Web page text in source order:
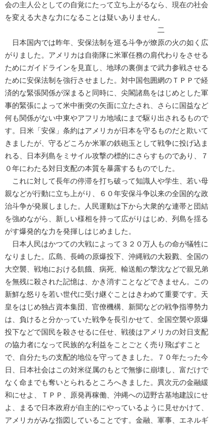
会の主人公としての自覚にたって立ち上がるなら、現在の社会
を変える大きな力になることは疑いありません。
二
日本国内では昨年、安保法制を巡る斗争が燎原の火の如く広
がりました。アメリカは自衛隊に米軍任務の肩代わりをさせる
ためにガイドラインを見直し、地球の裏側まで武力参戦させる
ために安保法制を強行させました。対中国包囲網のＴＰＰで経
済的な緊張関係が深まると同時に、尖閣諸島をはじめとした軍
事的緊張によって米中衝突の矢面に立たされ、さらに国益など
何も関係がない中東やアフリカ地域にまで駆り出されるもので
す。日米「安保」条約はアメリカが日本を守るものだと欺いて
きましたが、守るどころか米軍の鉄砲玉として戦争に投げ込ま
れる、日本列島をミサイル攻撃の標的にさらすものであり、７
０年にわたる対日支配の本質を暴露するものでした。
これに対して長年の停滞を打ち破って知識人や学生、若い母
親などが行動に立ち上がり、６０年安保斗争以来の全国的な政
治斗争が発展しました。人民運動は下から大衆的な連帯と団結
を強めながら、新しい様相を持って広がりはじめ、列島を揺る
がす爆発的な力を発揮しはじめました。
日本人民はかつての大戦によって３２０万人もの命が犠牲に
なりました。広島、長崎の原爆投下、沖縄戦の大殺戮、全国の
大空襲、戦地における飢餓、病死、輸送船の撃沈などで親兄弟
を無残に殺された記憶は、かき消すことなどできません。この
新鮮な怒りを若い世代に受け継ぐことはきわめて重要です。天
皇をはじめ独占資本集団、官僚機構、新聞などの戦争指導勢力
は、負けると分かっていた戦争を長引かせて、全国空襲や原爆
投下などで国民を殺させるに任せ、戦後はアメリカの対日支配
の協力者になって民族的な利益をことごとく売り飛ばすこと
で、自分たちの支配的地位を守ってきました。７０年たった今
日、日本社会はこの対米従属のもとで無惨に崩壊し、富だけで
なく命までも奪いとられるところへきました。異次元の金融緩
和にせよ、ＴＰＰ、原発再稼働、沖縄への辺野古基地建設にせ
よ、まるで日本政府が自主的にやっているように見せかけて、
アメリカがみな指図していることです。金融、軍事、エネルギ